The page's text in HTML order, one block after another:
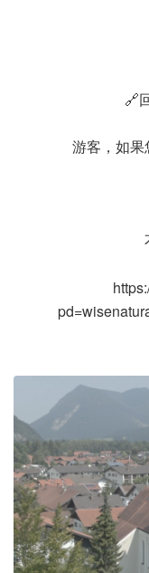
🔗
游客，如